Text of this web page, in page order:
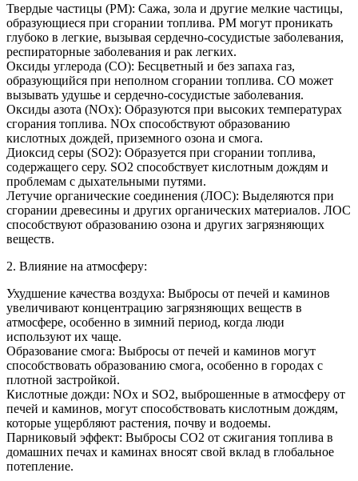
Твердые частицы (PM): Сажа, зола и другие мелкие частицы,
образующиеся при сгорании топлива. PM могут проникать
глубоко в легкие, вызывая сердечно-сосудистые заболевания,
респираторные заболевания и рак легких.
Оксиды углерода (CO): Бесцветный и без запаха газ,
образующийся при неполном сгорании топлива. CO может
вызывать удушье и сердечно-сосудистые заболевания.
Оксиды азота (NOx): Образуются при высоких температурах
сгорания топлива. NOx способствуют образованию
кислотных дождей, приземного озона и смога.
Диоксид серы (SO2): Образуется при сгорании топлива,
содержащего серу. SO2 способствует кислотным дождям и
проблемам с дыхательными путями.
Летучие органические соединения (ЛОС): Выделяются при
сгорании древесины и других органических материалов. ЛОС
способствуют образованию озона и других загрязняющих
веществ.
2. Влияние на атмосферу:
Ухудшение качества воздуха: Выбросы от печей и каминов
увеличивают концентрацию загрязняющих веществ в
атмосфере, особенно в зимний период, когда люди
используют их чаще.
Образование смога: Выбросы от печей и каминов могут
способствовать образованию смога, особенно в городах с
плотной застройкой.
Кислотные дожди: NOx и SO2, выброшенные в атмосферу от
печей и каминов, могут способствовать кислотным дождям,
которые ущербляют растения, почву и водоемы.
Парниковый эффект: Выбросы CO2 от сжигания топлива в
домашних печах и каминах вносят свой вклад в глобальное
потепление.